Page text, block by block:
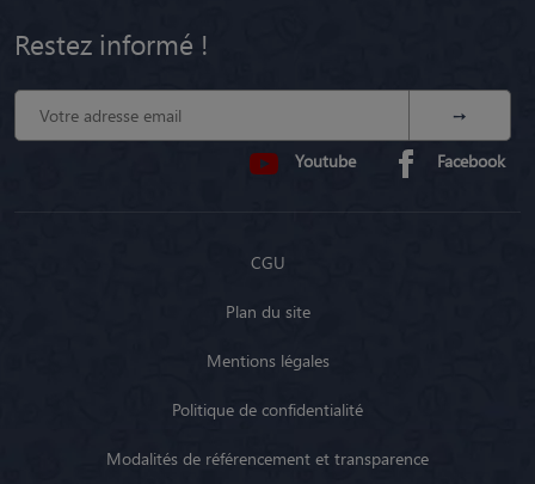
Restez informé !
Youtube Facebook
CGU
Plan du site
Mentions légales
Politique de confidentialité
Modalités de référencement et transparence